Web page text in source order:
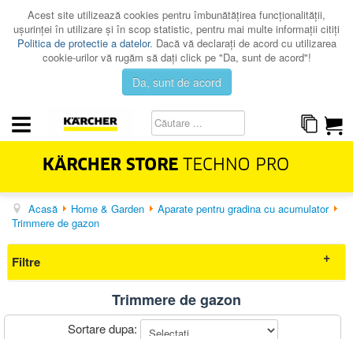
Acest site utilizează cookies pentru îmbunătăţirea funcţionalităţii,
uşurinţei în utilizare şi în scop statistic, pentru mai multe informaţii citiţi
Politica de protectie a datelor. Dacă vă declaraţi de acord cu utilizarea
cookie-urilor vă rugăm să daţi click pe "Da, sunt de acord"!
Da, sunt de acord
HOME & GARDEN
PROMOTII
SERVICE
Acasă Home & Garden
Aparate pentru gradina cu acumulator
Trimmere de gazon
Filtre
Elimina filtrele
Trimmere de gazon
Sortare dupa: